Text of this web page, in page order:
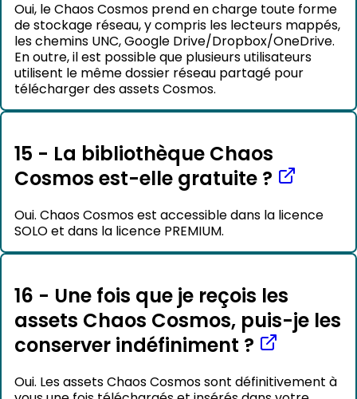
Oui, le Chaos Cosmos prend en charge toute forme
de stockage réseau, y compris les lecteurs mappés,
les chemins UNC, Google Drive/Dropbox/OneDrive.
En outre, il est possible que plusieurs utilisateurs
utilisent le même dossier réseau partagé pour
télécharger des assets Cosmos.
15 - La bibliothèque Chaos
Cosmos est-elle gratuite ?
Oui. Chaos Cosmos est accessible dans la licence
SOLO et dans la licence PREMIUM.
16 - Une fois que je reçois les
assets Chaos Cosmos, puis-je les
conserver indéfiniment ?
Oui. Les assets Chaos Cosmos sont définitivement à